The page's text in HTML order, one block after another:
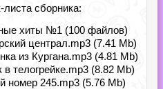
листа сборника:
хиты №1 (100 файлов)
централ.mp3 (7.41 Mb)
из Кургана.mp3 (4.81 Mb)
телогрейке.mp3 (8.82 Mb)
номер 245.mp3 (5.76 Mb)